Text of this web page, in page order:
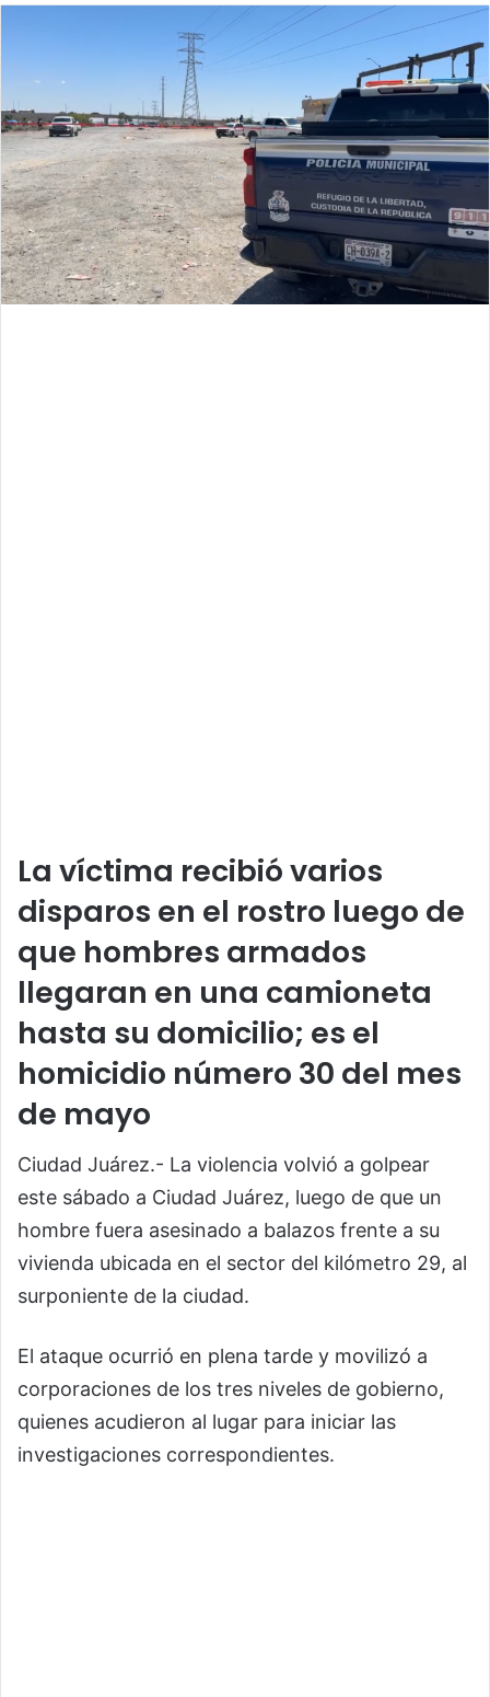
email
La víctima recibió varios
disparos en el rostro luego de
que hombres armados
llegaran en una camioneta
hasta su domicilio; es el
homicidio número 30 del mes
de mayo
Ciudad Juárez.- La violencia volvió a golpear
este sábado a Ciudad Juárez, luego de que un
hombre fuera asesinado a balazos frente a su
vivienda ubicada en el sector del kilómetro 29, al
surponiente de la ciudad.
El ataque ocurrió en plena tarde y movilizó a
corporaciones de los tres niveles de gobierno,
quienes acudieron al lugar para iniciar las
investigaciones correspondientes.